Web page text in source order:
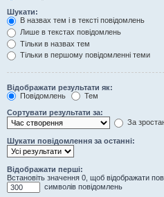
Шукати:
В назвах тем і в тексті повідомлень
Лише в текстах повідомлень
Тільки в назвах тем
Тільки в першому повідомленні теми
Відображати результати як:
Повідомлень
Тем
Сортувати результати за:
За
Шукати повідомлення за останні:
Відображати перші:
Встановіть значення 0, щоб відображати
символів повідомлень